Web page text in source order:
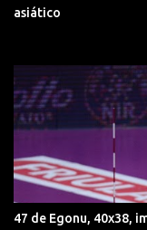
asiático
47 de Egonu, 40x38,